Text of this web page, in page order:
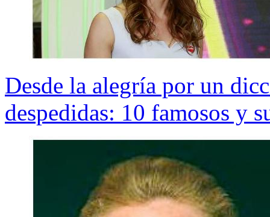
Desde la alegría por un
despedidas: 10 famosos y